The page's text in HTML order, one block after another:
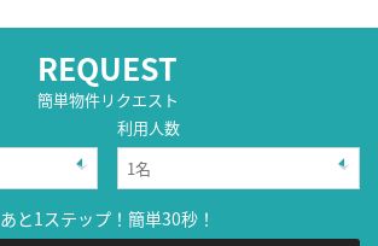
REQUEST
簡単物件リクエスト
利用人数
あと1ステップ！簡単30秒！